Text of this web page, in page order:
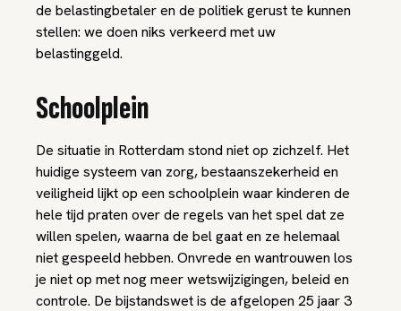
de belastingbetaler en de politiek gerust te kunnen
stellen: we doen niks verkeerd met uw
belastinggeld.
Schoolplein
De situatie in Rotterdam stond niet op zichzelf. Het
huidige systeem van zorg, bestaanszekerheid en
veiligheid lijkt op een schoolplein waar kinderen de
hele tijd praten over de regels van het spel dat ze
willen spelen, waarna de bel gaat en ze helemaal
niet gespeeld hebben. Onvrede en wantrouwen los
je niet op met nog meer wetswijzigingen, beleid en
controle. De bijstandswet is de afgelopen 25 jaar 3